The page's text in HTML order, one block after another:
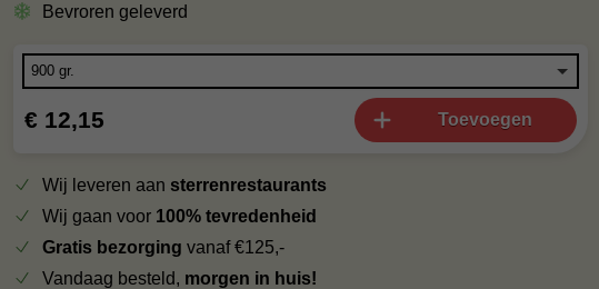
Bevroren geleverd
€ 12,15 Toevoegen
Wij leveren aan sterrenrestaurants
Wij gaan voor 100% tevredenheid
Gratis bezorging vanaf €125,-
Vandaag besteld, morgen in huis!